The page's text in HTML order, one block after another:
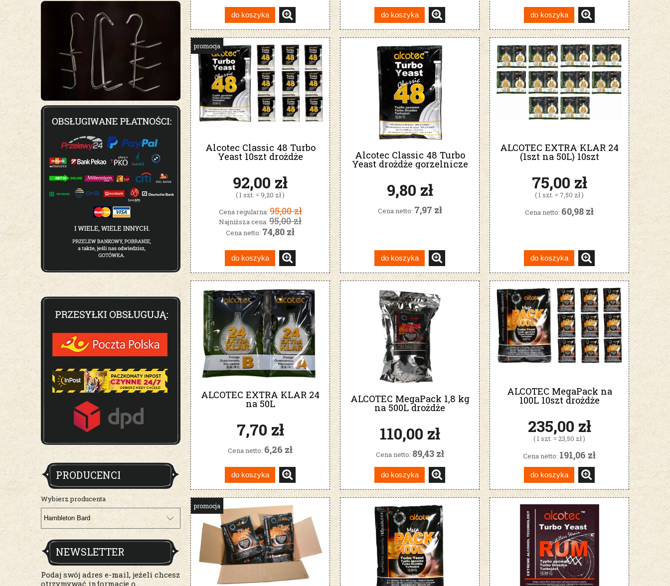
PRODUCENCI
Wybierz producenta
NEWSLETTER
Podaj swój adres e-mail, jeżeli chcesz
otrzymywać informacje o
do koszyka do koszyka do koszyka
Alcotec Classic 48 Turbo
Yeast 10szt drożdże
92,00 zł
( 1 szt. = 9,20 zł )
Cena regularna:95,00 zł
Najniższa cena: 95,00 zł
Cena netto: 74,80 zł
do koszyka
promocja
Alcotec Classic 48 Turbo
Yeast drożdże gorzelnicze
9,80 zł
Cena netto: 7,97 zł
do koszyka
ALCOTEC EXTRA KLAR 24
(1szt na 50L) 10szt
75,00 zł
( 1 szt. = 7,50 zł )
Cena netto: 60,98 zł
do koszyka
ALCOTEC EXTRA KLAR 24
na 50L
7,70 zł
Cena netto: 6,26 zł
do koszyka
ALCOTEC MegaPack 1,8 kg
na 500L drożdże
110,00 zł
Cena netto: 89,43 zł
do koszyka
ALCOTEC MegaPack na
100L 10szt drożdże
235,00 zł
( 1 szt. = 23,50 zł )
Cena netto: 191,06 zł
do koszyka
promocja